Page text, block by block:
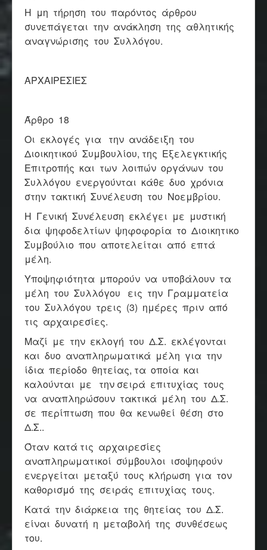
Η μη τήρηση του παρόντος άρθρου
συνεπάγεται την ανάκληση της αθλητικής
αναγνώρισης του Συλλόγου.
ΑΡΧΑΙΡΕΣΙΕΣ
Άρθρο 18
Οι εκλογές για την ανάδειξη του
Διοικητικού Συμβουλίου, της Εξελεγκτικής
Επιτροπής και των λοιπών οργάνων του
Συλλόγου ενεργούνται κάθε δυο χρόνια
στην τακτική Συνέλευση του Νοεμβρίου.
Η Γενική Συνέλευση εκλέγει με μυστική
δια ψηφοδελτίων ψηφοφορία το Διοικητικο
Συμβούλιο που αποτελείται από επτά
μέλη.
Υποψηφιότητα μπορούν να υποβάλουν τα
μέλη του Συλλόγου εις την Γραμματεία
του Συλλόγου τρεις (3) ημέρες πριν από
τις αρχαιρεσίες.
Μαζί με την εκλογή του Δ.Σ. εκλέγονται
και δυο αναπληρωματικά μέλη για την
ίδια περίοδο θητείας, τα οποία και
καλούνται με την σειρά επιτυχίας τους
να αναπληρώσουν τακτικά μέλη του Δ.Σ.
σε περίπτωση που θα κενωθεί θέση στο
Δ.Σ..
Όταν κατά τις αρχαιρεσίες
αναπληρωματικοί σύμβουλοι ισοψηφούν
ενεργείται μεταξύ τους κλήρωση για τον
καθορισμό της σειράς επιτυχίας τους.
Κατά την διάρκεια της θητείας του Δ.Σ.
είναι δυνατή η μεταβολή της συνθέσεως
του.